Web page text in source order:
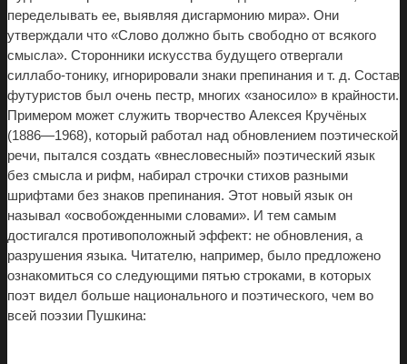
переделывать ее, выявляя дисгармонию мира». Они
утверждали что «Слово должно быть свободно от всякого
смысла». Сторонники искусства будущего отвергали
силлабо-тонику, игнорировали знаки препинания и т. д. Состав
футуристов был очень пестр, многих «заносило» в крайности.
Примером может служить творчество Алексея Кручёных
(1886—1968), который работал над обновлением поэтической
речи, пытался создать «внесловесный» поэтический язык
без смысла и рифм, набирал строчки стихов разными
шрифтами без знаков препинания. Этот новый язык он
называл «освобожденными словами». И тем самым
достигался противоположный эффект: не обновления, а
разрушения языка. Читателю, например, было предложено
ознакомиться со следующими пятью строками, в которых
поэт видел больше национального и поэтического, чем во
всей поэзии Пушкина: